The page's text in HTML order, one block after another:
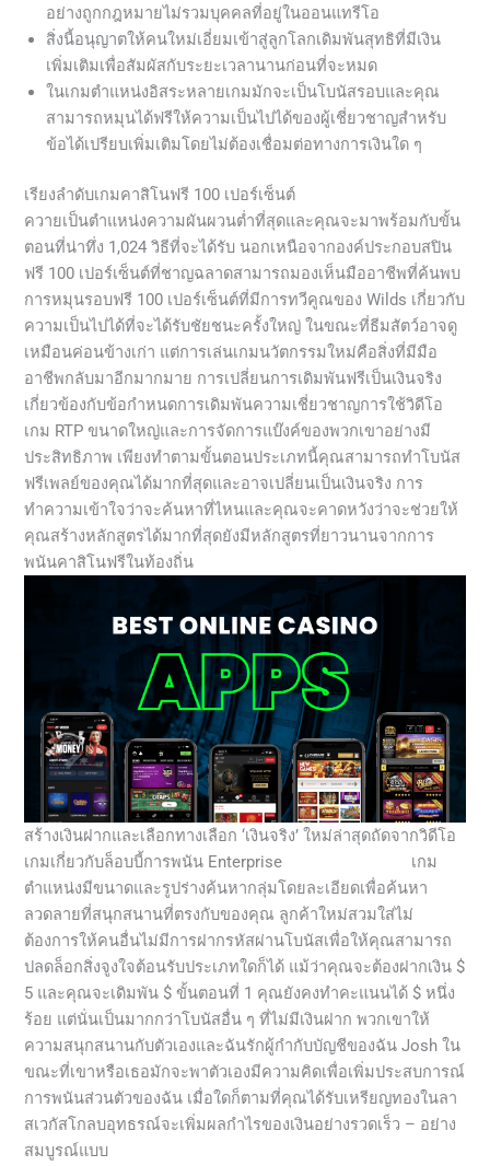
อย่างถูกกฎหมายไม่รวมบุคคลที่อยู่ในออนแทรีโอ
สิ่งนี้อนุญาตให้คนใหม่เอี่ยมเข้าสู่ลูกโลกเดิมพันสุทธิที่มีเงิน
เพิ่มเติมเพื่อสัมผัสกับระยะเวลานานก่อนที่จะหมด
ในเกมตำแหน่งอิสระหลายเกมมักจะเป็นโบนัสรอบและคุณ
สามารถหมุนได้ฟรีให้ความเป็นไปได้ของผู้เชี่ยวชาญสำหรับ
ข้อได้เปรียบเพิ่มเติมโดยไม่ต้องเชื่อมต่อทางการเงินใด ๆ
เรียงลำดับเกมคาสิโนฟรี 100 เปอร์เซ็นต์
ควายเป็นตำแหน่งความผันผวนต่ำที่สุดและคุณจะมาพร้อมกับขั้น
ตอนที่น่าทึ่ง 1,024 วิธีที่จะได้รับ นอกเหนือจากองค์ประกอบสปิน
ฟรี 100 เปอร์เซ็นต์ที่ชาญฉลาดสามารถมองเห็นมืออาชีพที่ค้นพบ
การหมุนรอบฟรี 100 เปอร์เซ็นต์ที่มีการทวีคูณของ Wilds เกี่ยวกับ
ความเป็นไปได้ที่จะได้รับชัยชนะครั้งใหญ่ ในขณะที่ธีมสัตว์อาจดู
เหมือนค่อนข้างเก่า แต่การเล่นเกมนวัตกรรมใหม่คือสิ่งที่มีมือ
อาชีพกลับมาอีกมากมาย การเปลี่ยนการเดิมพันฟรีเป็นเงินจริง
เกี่ยวข้องกับข้อกำหนดการเดิมพันความเชี่ยวชาญการใช้วิดีโอ
เกม RTP ขนาดใหญ่และการจัดการแบ๊งค์ของพวกเขาอย่างมี
ประสิทธิภาพ เพียงทำตามขั้นตอนประเภทนี้คุณสามารถทำโบนัส
ฟรีเพลย์ของคุณได้มากที่สุดและอาจเปลี่ยนเป็นเงินจริง การ
ทำความเข้าใจว่าจะค้นหาที่ไหนและคุณจะคาดหวังว่าจะช่วยให้
คุณสร้างหลักสูตรได้มากที่สุดยังมีหลักสูตรที่ยาวนานจากการ
พนันคาสิโนฟรีในท้องถิ่น
สร้างเงินฝากและเลือกทางเลือก ‘เงินจริง’ ใหม่ล่าสุดถัดจากวิดีโอ
เกมเกี่ยวกับล็อบบี้การพนัน Enterprise
เกม
ตำแหน่งมีขนาดและรูปร่างค้นหากลุ่มโดยละเอียดเพื่อค้นหา
ลวดลายที่สนุกสนานที่ตรงกับของคุณ ลูกค้าใหม่สวมใส่ไม่
ต้องการให้คนอื่นไม่มีการฝากรหัสผ่านโบนัสเพื่อให้คุณสามารถ
ปลดล็อกสิ่งจูงใจต้อนรับประเภทใดก็ได้ แม้ว่าคุณจะต้องฝากเงิน $
5 และคุณจะเดิมพัน $ ขั้นตอนที่ 1 คุณยังคงทำคะแนนได้ $ หนึ่ง
ร้อย แต่นั่นเป็นมากกว่าโบนัสอื่น ๆ ที่ไม่มีเงินฝาก พวกเขาให้
ความสนุกสนานกับตัวเองและฉันรักผู้กำกับบัญชีของฉัน Josh ใน
ขณะที่เขาหรือเธอมักจะพาตัวเองมีความคิดเพื่อเพิ่มประสบการณ์
การพนันส่วนตัวของฉัน เมื่อใดก็ตามที่คุณได้รับเหรียญทองในลา
สเวกัสโกลบอุทธรณ์จะเพิ่มผลกำไรของเงินอย่างรวดเร็ว – อย่าง
สมบูรณ์แบบ